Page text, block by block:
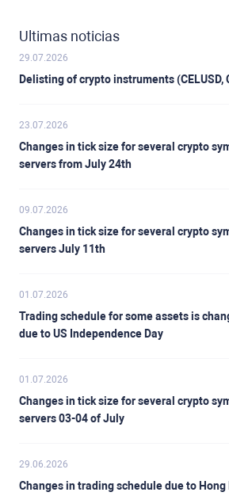
Ultimas noticias
29.07.2026
Delisting of crypto instruments (CELUSD,
23.07.2026
Changes in tick size for several crypto
servers from July 24th
09.07.2026
Changes in tick size for several crypto
servers July 11th
01.07.2026
Trading schedule for some assets is
due to US Independence Day
01.07.2026
Changes in tick size for several crypto
servers 03-04 of July
29.06.2026
Changes in trading schedule due to Hong